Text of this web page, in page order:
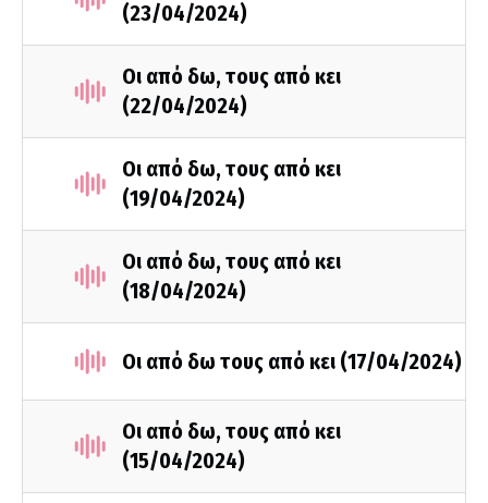
(23/04/2024)
Οι από δω, τους από κει
(22/04/2024)
Οι από δω, τους από κει
(19/04/2024)
Οι από δω, τους από κει
(18/04/2024)
Οι από δω τους από κει (17/04/2024)
Οι από δω, τους από κει
(15/04/2024)